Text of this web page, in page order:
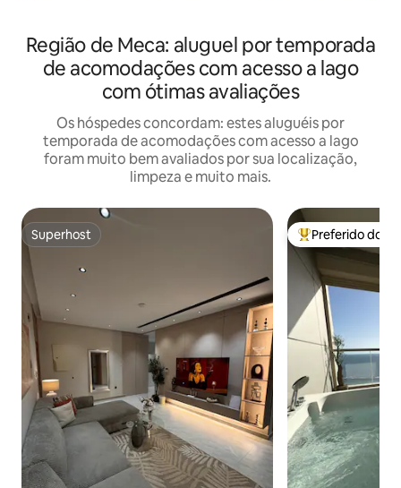
Região de Meca: aluguel por temporada
de acomodações com acesso a lago
com ótimas avaliações
Os hóspedes concordam: estes aluguéis por
temporada de acomodações com acesso a lago
foram muito bem avaliados por sua localização,
limpeza e muito mais.
Superhost
Superhost Entre os
Preferido dos